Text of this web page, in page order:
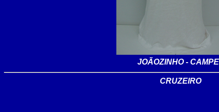
JOÃOZINHO -
CRUZEIRO